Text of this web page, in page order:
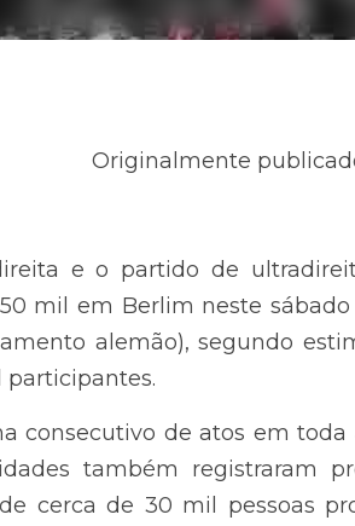
Originalmente
partido de ultradireita
sábado (03/02) em frente ao
da polícia – os
de atos em toda a
protestos
protestaram, Augsburg, com 25